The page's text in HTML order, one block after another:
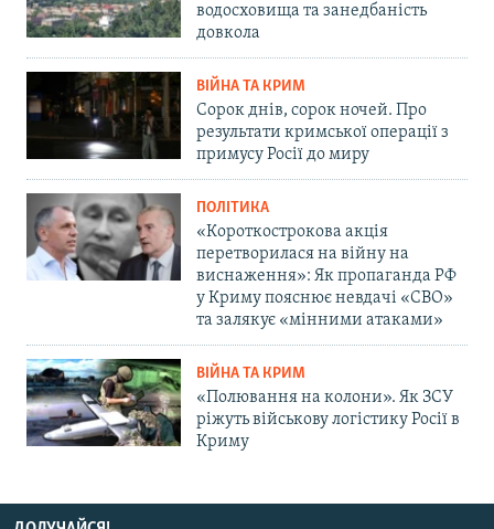
водосховища та занедбаність
довкола
ВІЙНА ТА КРИМ
Сорок днів, сорок ночей. Про
результати кримської операції з
примусу Росії до миру
ПОЛІТИКА
«Короткострокова акція
перетворилася на війну на
виснаження»: Як пропаганда РФ
у Криму пояснює невдачі «СВО»
та залякує «мінними атаками»
ВІЙНА ТА КРИМ
«Полювання на колони». Як ЗСУ
ріжуть військову логістику Росії в
Криму